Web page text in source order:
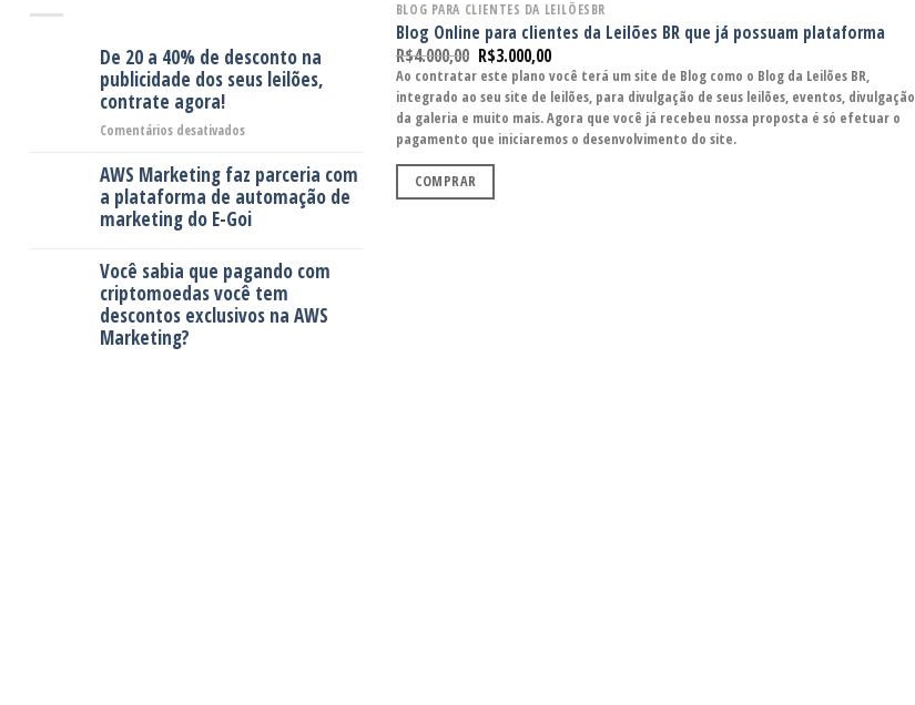
De 20 a 40% de desconto na
publicidade dos seus leilões,
contrate agora!
Comentários desativadosem
20
a
40%
na
publicidade
dos
AWS Marketing faz parceria com
a plataforma de automação de
marketing do E-Goi
Você sabia que pagando com
criptomoedas você tem
descontos exclusivos na AWS
Marketing?
BLOG PARA CLIENTES DA LEILÕESBR
Blog Online para clientes da Leilões BR que já possuam plataforma
R$4.000,00 R$3.000,00
Ao contratar este plano você terá um site de Blog como o Blog da Leilões BR,
integrado ao seu site de leilões, para divulgação de seus leilões, eventos, divulgação
da galeria e muito mais. Agora que você já recebeu nossa proposta é só efetuar o
pagamento que iniciaremos o desenvolvimento do site.
COMPRAR